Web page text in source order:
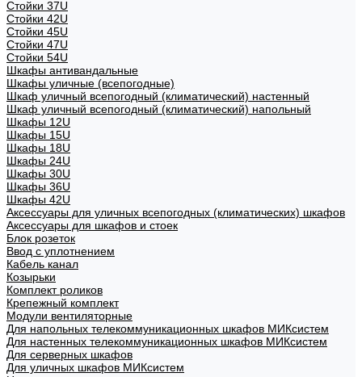
Стойки 37U
Стойки 42U
Стойки 45U
Стойки 47U
Стойки 54U
Шкафы антивандальные
Шкафы уличные (всепогодные)
Шкаф уличный всепогодный (климатический) настенный
Шкаф уличный всепогодный (климатический) напольный
Шкафы 12U
Шкафы 15U
Шкафы 18U
Шкафы 24U
Шкафы 30U
Шкафы 36U
Шкафы 42U
Аксессуары для уличных всепогодных (климатических) шкафов
Аксессуары для шкафов и стоек
Блок розеток
Ввод с уплотнением
Кабель канал
Козырьки
Комплект роликов
Крепежный комплект
Модули вентиляторные
Для напольных телекоммуникационных шкафов МИКсистем
Для настенных телекоммуникационных шкафов МИКсистем
Для серверных шкафов
Для уличных шкафов МИКсистем